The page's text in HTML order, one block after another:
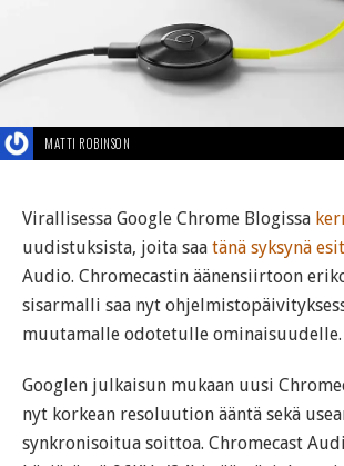
MATTI ROBINSON
Virallisessa Google Chrome Blogissa
uudistuksista, joita saa tänä syksynä
Audio. Chromecastin äänensiirtoon
sisarmalli saa nyt
muutamalle odotetulle ominaisuudelle.
Googlen julkaisun mukaan uusi
nyt korkean resoluution ääntä sekä
synkronisoitua soittoa. Chromecast